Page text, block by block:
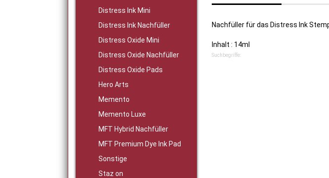
Nachfüller für das Distress Ink
Inhalt : 14ml
Suchbegriffe:
Distress Ink Mini
Distress Ink Nachfüller
Distress Oxide Mini
Distress Oxide Nachfüller
Distress Oxide Pads
Hero Arts
Memento
Memento Luxe
MFT Hybrid Nachfüller
MFT Premium Dye Ink Pad
Sonstige
Staz on